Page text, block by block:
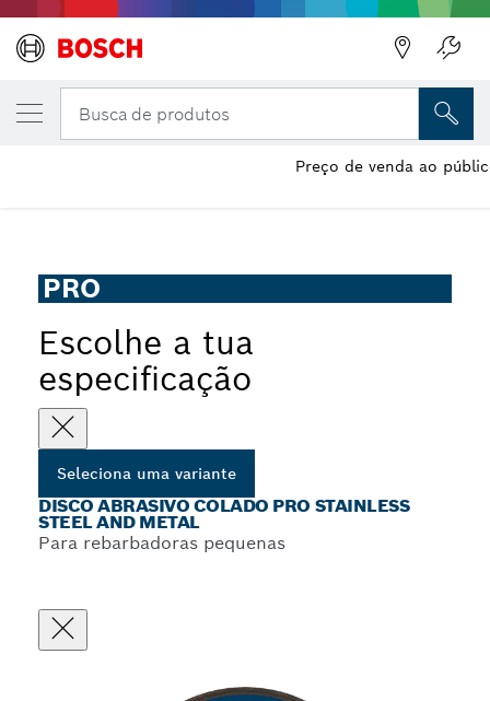
Busca de produtos
Disco abrasivo fino de corte ligado PRO Stainless Steel and
PRO
Escolhe a tua
especificação
Seleciona uma variante
DISCO ABRASIVO COLADO PRO STAINLESS
STEEL AND METAL
Para rebarbadoras pequenas
A VARIANTE QUE SELECIONASTE
Disco abrasivo colado PRO Stainless
Preço de venda ao